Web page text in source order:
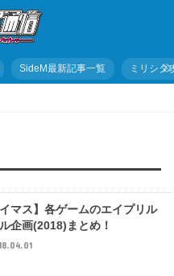
SideM最新記事一覧 ミリシタ
イマス】各ゲームのエイプリル
企画(2018)まとめ！